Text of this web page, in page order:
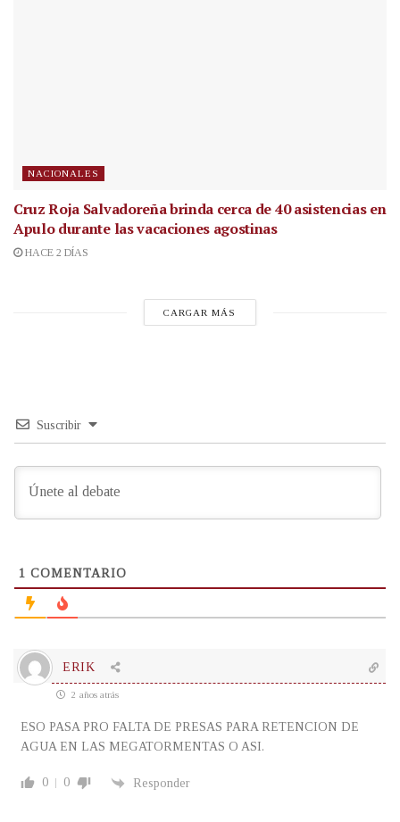
NACIONALES
Cruz Roja Salvadoreña brinda cerca de 40 asistencias en
Apulo durante las vacaciones agostinas
HACE 2 DÍAS
CARGAR MÁS
Suscribir
1 COMENTARIO
ERIK
2 años atrás
ESO PASA PRO FALTA DE PRESAS PARA RETENCION DE
AGUA EN LAS MEGATORMENTAS O ASI.
0 0 Responder